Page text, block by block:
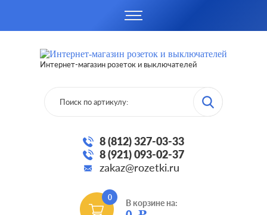
Интернет-магазин розеток и выключателей
8 (812) 327-03-33
8 (921) 093-02-37
zakaz@rozetki.ru
0
В корзине на: